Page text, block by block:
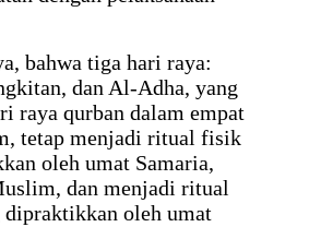
bahwa tiga hari raya:
dan Al-Adha, yang
raya qurban dalam empat
tetap menjadi ritual fisik
oleh umat Samaria,
dan menjadi ritual
oleh umat